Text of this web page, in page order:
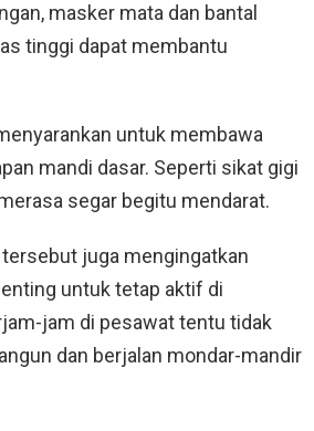
masker mata dan bantal
tinggi dapat membantu
untuk membawa
mandi dasar. Seperti sikat gigi
segar begitu mendarat.
juga mengingatkan
untuk tetap aktif di
jam di pesawat tentu tidak
dan berjalan mondar-mandir